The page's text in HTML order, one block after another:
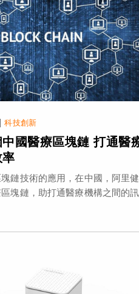
| 科技創新
國醫療區塊鏈 打通醫
鏈技術的應用，在中國，阿里
塊鏈，助打通醫療機構之間的訊